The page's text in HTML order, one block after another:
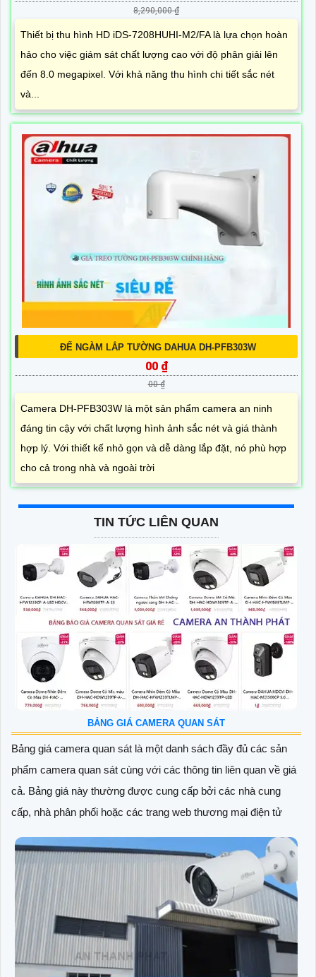
8,290,000 ₫
Thiết bị thu hình HD iDS-7208HUHI-M2/FA là lựa chọn hoàn
hảo cho việc giám sát chất lượng cao với độ phân giải lên
đến 8.0 megapixel. Với khả năng thu hình chi tiết sắc nét
và...
ĐẾ NGÀM LẮP TƯỜNG DAHUA DH-PFB303W
00 ₫
00 ₫
Camera DH-PFB303W là một sản phẩm camera an ninh
đáng tin cậy với chất lượng hình ảnh sắc nét và giá thành
hợp lý. Với thiết kế nhỏ gọn và dễ dàng lắp đặt, nó phù hợp
cho cả trong nhà và ngoài trời
TIN TỨC LIÊN QUAN
BẢNG GIÁ CAMERA QUAN SÁT
Bảng giá camera quan sát là một danh sách đầy đủ các sản
phẩm camera quan sát cùng với các thông tin liên quan về giá
cả. Bảng giá này thường được cung cấp bởi các nhà cung
cấp, nhà phân phối hoặc các trang web thương mại điện tử